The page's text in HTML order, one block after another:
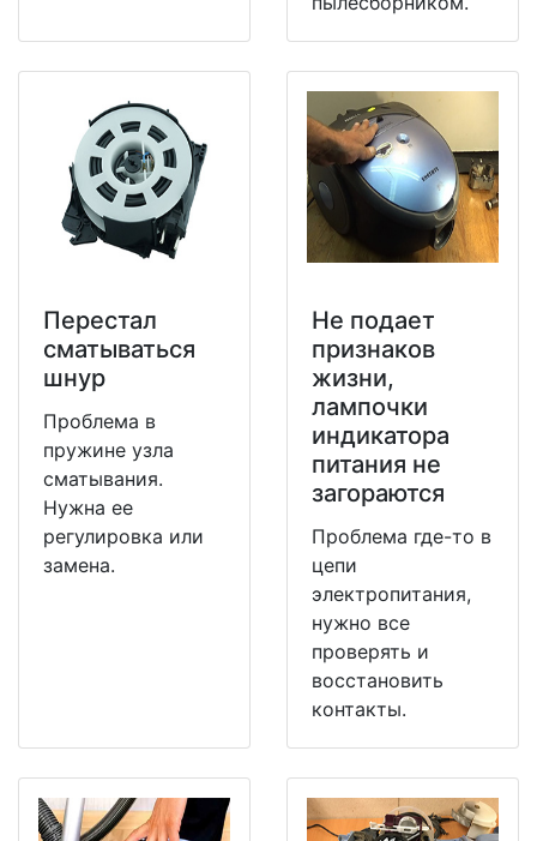
Перестал
сматываться
шнур
Проблема в
пружине узла
сматывания.
Нужна ее
регулировка или
замена.
Не подает
признаков
жизни,
лампочки
индикатора
питания не
загораются
Проблема где-то в
цепи
электропитания,
нужно все
проверять и
восстановить
контакты.